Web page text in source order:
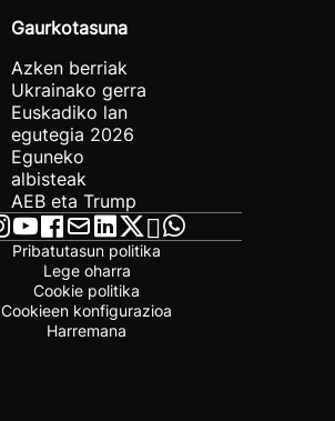
Gaurkotasuna
Azken berriak
Ukrainako gerra
Euskadiko lan
egutegia 2026
Eguneko
albisteak
AEB eta Trump
Pribatutasun politika
Lege oharra
Cookie politika
Cookieen konfigurazioa
Harremana